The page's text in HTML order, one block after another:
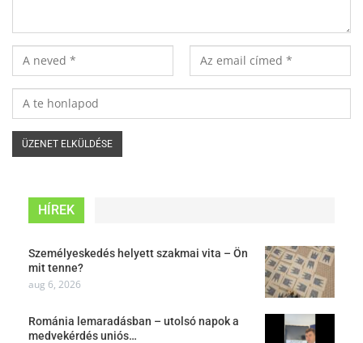
HÍREK
Személyeskedés helyett szakmai vita – Ön
mit tenne?
aug 6, 2026
Románia lemaradásban – utolsó napok a
medvekérdés uniós…